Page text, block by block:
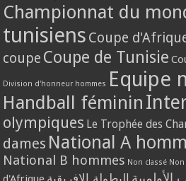
Championnat du
tunisiens Coupe
coupe Coupe de Tunisie
Division d'honneur hommes Equipe
Handball féminin
olympiques Le Trophée des
dames National A
National B hommes Non classé Non
الأولمبية البطولة الافريقية